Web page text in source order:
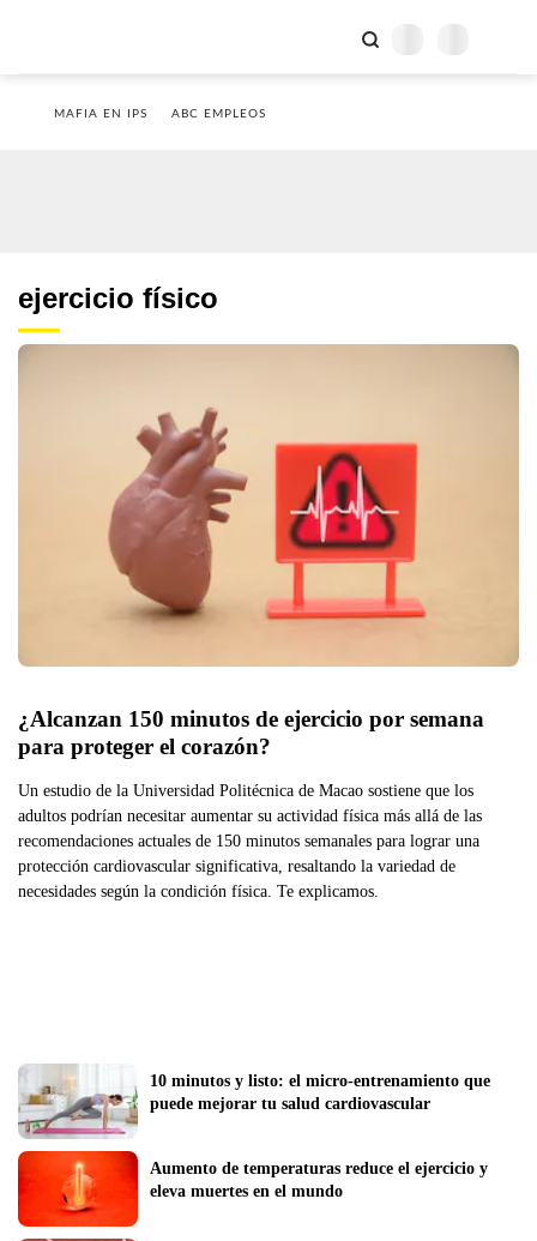
MAFIA EN IPS ABC EMPLEOS
ejercicio físico
¿Alcanzan 150 minutos de ejercicio por semana
para proteger el corazón?
Un estudio de la Universidad Politécnica de Macao sostiene que los
adultos podrían necesitar aumentar su actividad física más allá de las
recomendaciones actuales de 150 minutos semanales para lograr una
protección cardiovascular significativa, resaltando la variedad de
necesidades según la condición física. Te explicamos.
10 minutos y listo: el micro-entrenamiento que
puede mejorar tu salud cardiovascular
Aumento de temperaturas reduce el ejercicio y
eleva muertes en el mundo